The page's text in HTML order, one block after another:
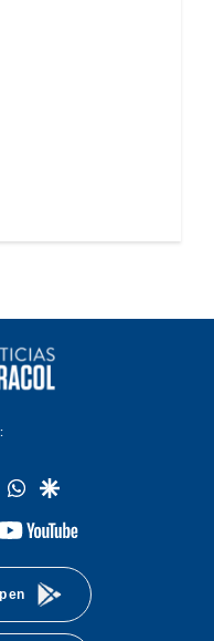
twitterwhatsapp
google
youtube-
en